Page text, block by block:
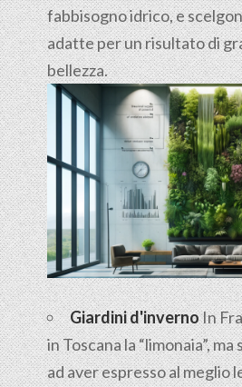
fabbisogno idrico, e
adatte per un risultato di
bellezza.
Giardini d'invernoIn
in Toscana la “limonaia”,
ad aver espresso al meglio